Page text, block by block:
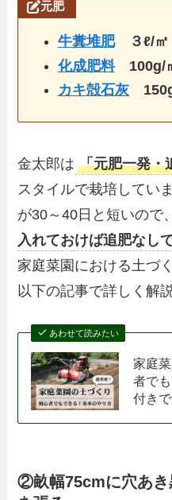
元肥
牛糞堆肥３ℓ/㎡
化成肥料100g/
カキ殻石灰
金太郎は 「元肥一発・
スタイルで栽培してい
が30～40日と短いので、
入れておけば追肥なし
家庭菜園における土づ
以下の記事で詳しく解
あわせて読みたい
家庭
者で
付きで
②畝幅75cmに穴あき